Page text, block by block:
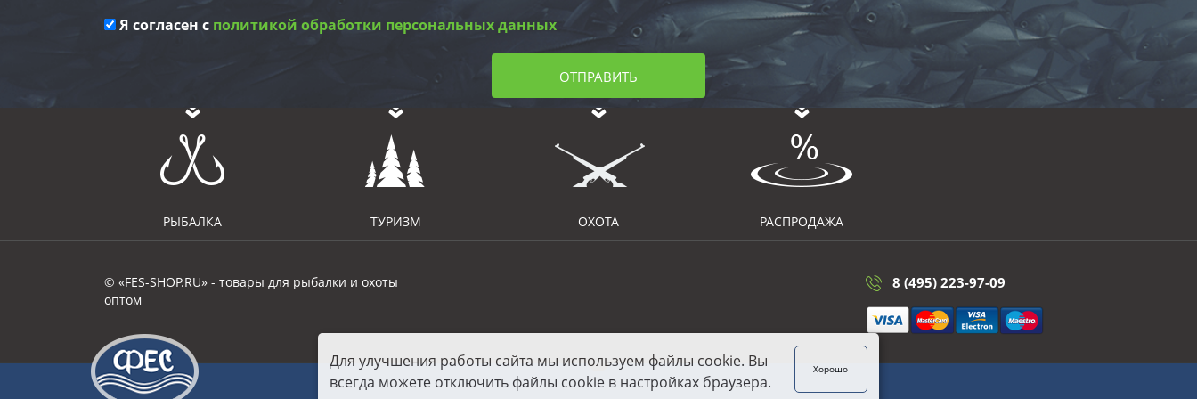
Я согласен с политикой обработки персональных данных
ОТПРАВИТЬ
РЫБАЛКА ТУРИЗМ ОХОТА РАСПРОДАЖА
© «FES-SHOP.RU» - товары для рыбалки и охоты
оптом
8 (495) 223-97-09
Для улучшения работы сайта мы используем файлы cookie. Вы
всегда можете отключить файлы cookie в настройках браузера.
Хорошо